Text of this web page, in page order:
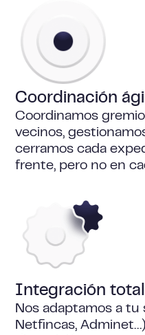
Coordinación
Coordinamos
vecinos,
cerramos cada
frente, pero no en
Integración
Nos adaptamos a
Netfincas,